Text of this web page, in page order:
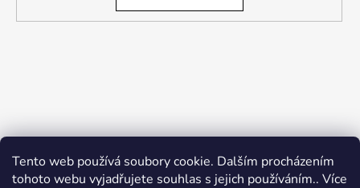
Tento web používá soubory cookie. Dalším procházením
tohoto webu vyjadřujete souhlas s jejich používáním.. Více